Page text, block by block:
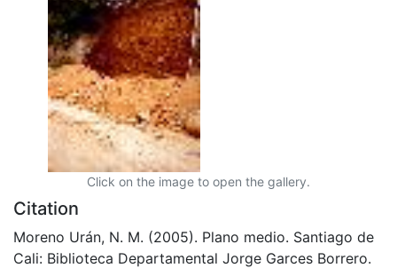
Click on the image to open the gallery.
Citation
Moreno Urán, N. M. (2005). Plano medio. Santiago de
Cali: Biblioteca Departamental Jorge Garces Borrero.